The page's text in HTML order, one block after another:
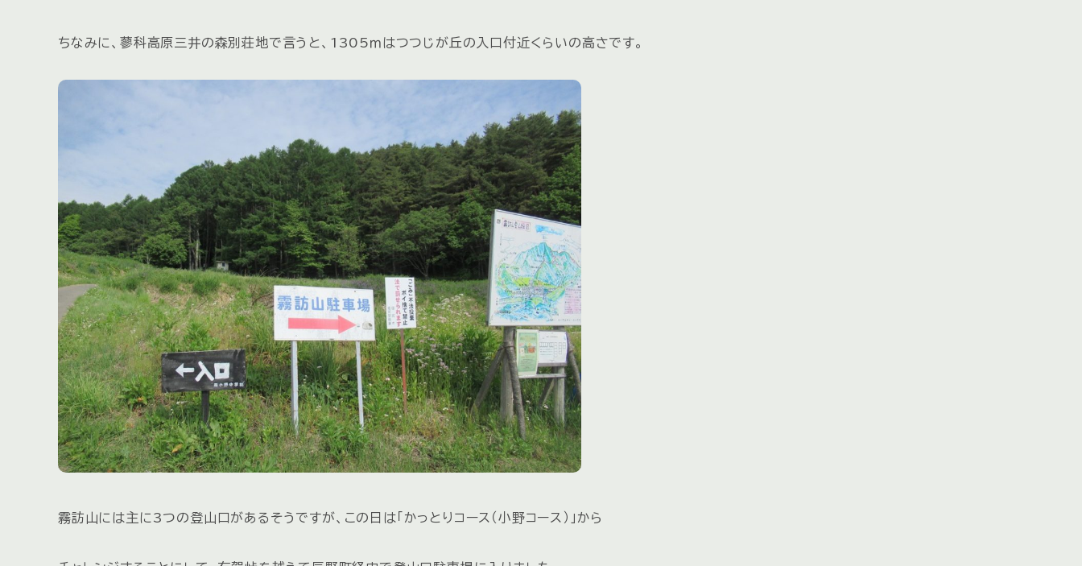
ちなみに、蓼科高原三井の森別荘地で言うと、1305ｍはつつじが丘の入口付近くらいの高さです。
霧訪山には主に3つの登山口があるそうですが、この日は「かっとりコース（小野コース）」から